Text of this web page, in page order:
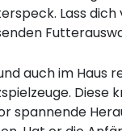
Lass dich
auch im Haus
Diese
spannende